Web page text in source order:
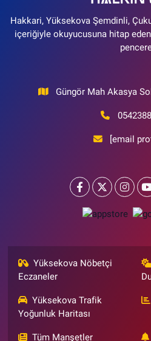
Hakkari, Yüksekova Şemdinli,
içeriğiyle okuyucusuna hitap
Güngör Mah Akasya
[email
Yüksekova Nöbetçi
Eczaneler
Yüksekova Trafik
Yoğunluk Haritası
Tüm Manşetler